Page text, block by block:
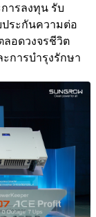
ารลงทุน รับ
ระกันความต่อ
ลอดวงจรชีวิต
การบำรุงรักษา